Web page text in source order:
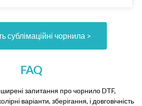
сублімаційні чорнила >
FAQ
запитання про чорнило DTF,
варіанти, зберігання, і довговічність